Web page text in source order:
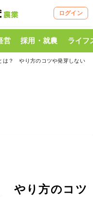
ログイン
営 採用・就農 ライフ
は？ やり方のコツや発芽しない
やり方のコツ